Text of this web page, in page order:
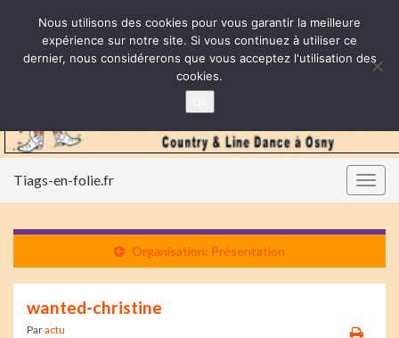
Tiags-en-folie.fr
Organisation: Présentation
wanted-christine
Paractu
Nous utilisons des cookies pour vous garantir la meilleure
expérience sur notre site. Si vous continuez à utiliser ce
dernier, nous considérerons que vous acceptez l'utilisation des
cookies.